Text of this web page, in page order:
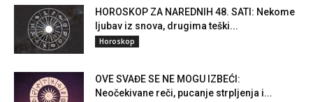
HOROSKOP ZA NAREDNIH 48. SATI: Nekome
ljubav iz snova, drugima teški...
Horoskop
OVE SVAĐE SE NE MOGU IZBEĆI:
Neočekivane reči, pucanje strpljenja i...